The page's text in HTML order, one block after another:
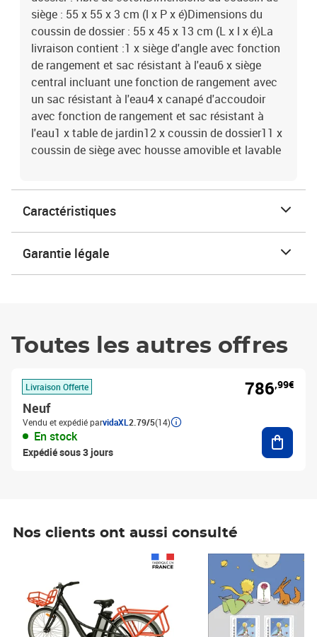
siège : 55 x 55 x 3 cm (l x P x é)Dimensions du
coussin de dossier : 55 x 45 x 13 cm (L x l x é)La
livraison contient :1 x siège d'angle avec fonction
de rangement et sac résistant à l'eau6 x siège
central incluant une fonction de rangement avec
un sac résistant à l'eau4 x canapé d'accoudoir
avec fonction de rangement et sac résistant à
l'eau1 x table de jardin12 x coussin de dossier11 x
coussin de siège avec housse amovible et lavable
Caractéristiques
Garantie légale
Toutes les autres offres
Livraison Offerte
Neuf
Vendu et expédié parvidaXL 2.79/5(14)
En stock
Expédié sous 3 jours
786,99€
Nos clients ont aussi consulté
Prix 7,50€